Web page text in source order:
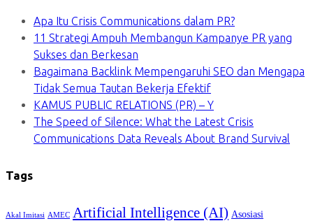
Apa Itu Crisis Communications dalam PR?
11 Strategi Ampuh Membangun Kampanye PR yang
Sukses dan Berkesan
Bagaimana Backlink Mempengaruhi SEO dan Mengapa
Tidak Semua Tautan Bekerja Efektif
KAMUS PUBLIC RELATIONS (PR) – Y
The Speed of Silence: What the Latest Crisis
Communications Data Reveals About Brand Survival
Tags
Akal Imitasi AMEC Artificial Intelligence (AI) Asosiasi